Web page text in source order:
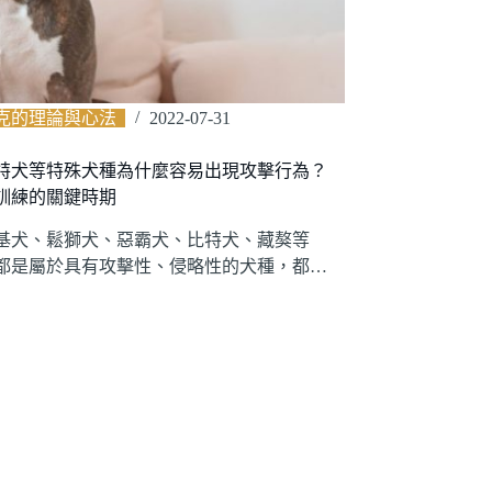
的理論與心法 2022-07-31
犬等特殊犬種為什麼容易出現攻擊行為？
練的關鍵時期
犬、鬆獅犬、惡霸犬、比特犬、藏獒等
是屬於具有攻擊性、侵略性的犬種，都…